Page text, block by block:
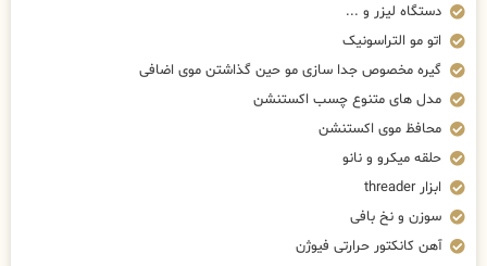
دستگاه لیزر و ...
اتو مو التراسونیک
گیره مخصوص جدا سازی مو حین گذاشتن موی اضافی
مدل های متنوع چسب اکستنشن
محافظ موی اکستنشن
حلقه میکرو و نانو
ابزار threader
سوزن و نخ بافی
آهن کانکتور حرارتی فیوژن